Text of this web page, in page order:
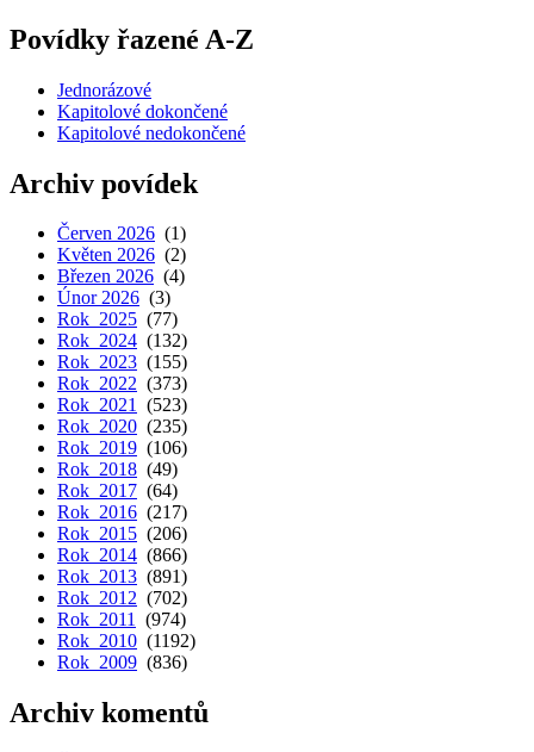
Povídky řazené A-Z
Jednorázové
Kapitolové dokončené
Kapitolové nedokončené
Archiv povídek
Červen 2026 (1)
Květen 2026 (2)
Březen 2026 (4)
Únor 2026 (3)
Rok 2025 (77)
Rok 2024 (132)
Rok 2023 (155)
Rok 2022 (373)
Rok 2021 (523)
Rok 2020 (235)
Rok 2019 (106)
Rok 2018 (49)
Rok 2017 (64)
Rok 2016 (217)
Rok 2015 (206)
Rok 2014 (866)
Rok 2013 (891)
Rok 2012 (702)
Rok 2011 (974)
Rok 2010 (1192)
Rok 2009 (836)
Archiv komentů